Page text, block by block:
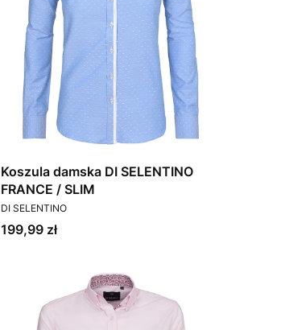
Koszula damska DI SELENTINO
FRANCE / SLIM
PRODUCENT
DI SELENTINO
Cena
199,99 zł